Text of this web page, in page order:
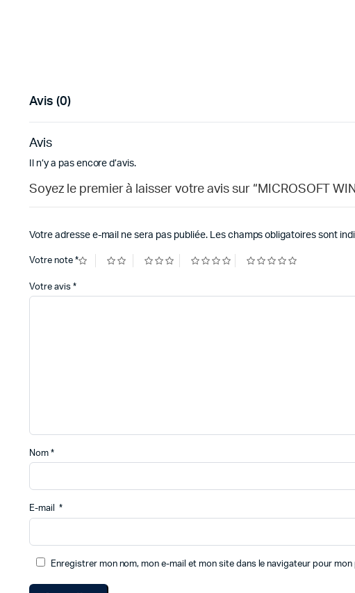
Avis (0)
Avis
Il n’y a pas encore d’avis.
Soyez le premier à laisser votre avis sur “MICROSOFT
Votre adresse e-mail ne sera pas publiée. Les champs obligatoires sont
Votre note *
Votre avis *
Nom *
E-mail *
Enregistrer mon nom, mon e-mail et mon site dans le navigateur pour